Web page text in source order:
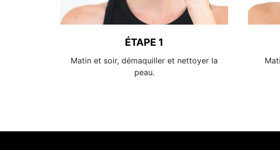
ÉTAPE 1
Matin et soir, démaquiller et nettoyer la
peau.